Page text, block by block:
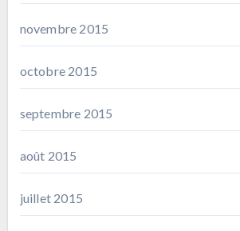
novembre 2015
octobre 2015
septembre 2015
août 2015
juillet 2015